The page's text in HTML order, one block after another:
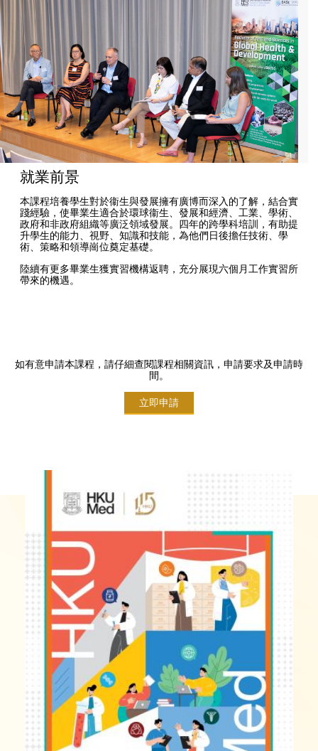
就業前景
本課程培養學生對於衞生與發展擁有廣博而深入的了解，結合實
踐經驗，使畢業生適合於環球衞生、發展和經濟、工業、學術、
政府和非政府組織等廣泛領域發展。四年的跨學科培訓，有助提
升學生的能力、視野、知識和技能，為他們日後擔任技術、學
術、策略和領導崗位奠定基礎。
陸續有更多畢業生獲實習機構返聘，充分展現六個月工作實習所
帶來的機遇。
如有意申請本課程，請仔細查閱課程相關資訊，申請要求及申請時
間。
立即申請